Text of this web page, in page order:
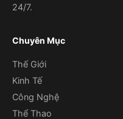
24/7.
Chuyên Mục
Thế Giới
Kinh Tế
Công Nghệ
Thể Thao